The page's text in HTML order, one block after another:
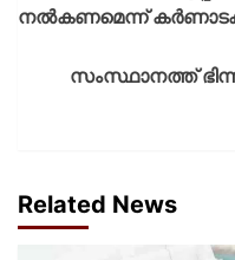
നൽകണമെന്ന്
സംസ്ഥാനത്ത്
Related News